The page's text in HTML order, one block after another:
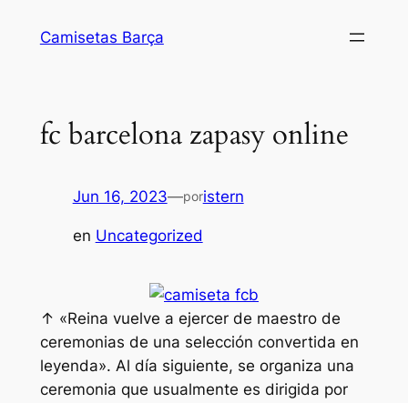
Camisetas Barça
fc barcelona zapasy online
Jun 16, 2023—poristern
en Uncategorized
↑ «Reina vuelve a ejercer de maestro de
ceremonias de una selección convertida en
leyenda». Al día siguiente, se organiza una
ceremonia que usualmente es dirigida por